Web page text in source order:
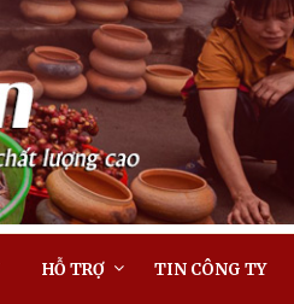
HỖ TRỢ TIN CÔNG TY